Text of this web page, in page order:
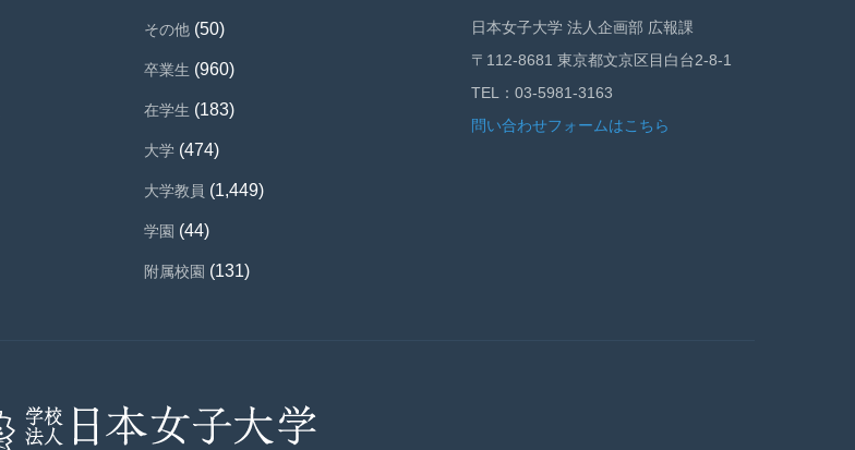
その他 (50)
卒業生 (960)
在学生 (183)
大学 (474)
大学教員 (1,449)
学園 (44)
附属校園 (131)
日本女子大学 法人企画部 広報課
〒112-8681 東京都文京区目白台2-8-1
TEL：03-5981-3163
問い合わせフォームはこちら